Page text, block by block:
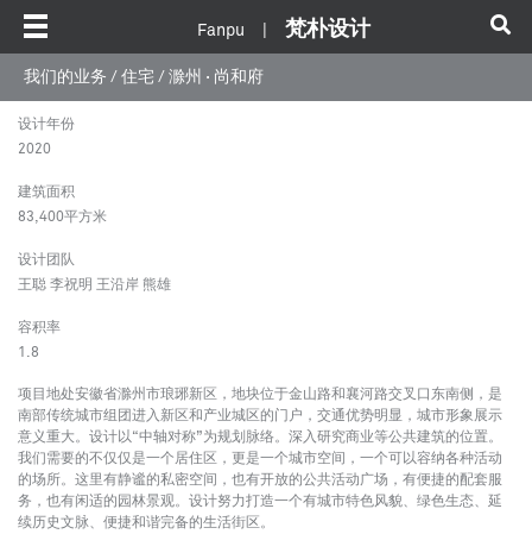
Fanpu | 梵朴设计
我们的业务 / 住宅 / 滁州 · 尚和府
滁州 · 尚和府
Chuzhou Shanghe Mansion
安徽 滁州
设计年份
2020
建筑面积
83,400平方米
设计团队
王聪 李祝明 王沿岸 熊雄
容积率
1.8
项目地处安徽省滁州市琅琊新区，地块位于金山路和襄河路交叉口东南侧，是
南部传统城市组团进入新区和产业城区的门户，交通优势明显，城市形象展示
意义重大。设计以“中轴对称”为规划脉络。深入研究商业等公共建筑的位置。
我们需要的不仅仅是一个居住区，更是一个城市空间，一个可以容纳各种活动
的场所。这里有静谧的私密空间，也有开放的公共活动广场，有便捷的配套服
务，也有闲适的园林景观。设计努力打造一个有城市特色风貌、绿色生态、延
续历史文脉、便捷和谐完备的生活街区。